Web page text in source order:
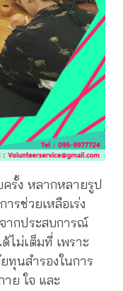
รั้ง หลากหลายรูป
รช่วยเหลือเร่ง
ากประสบการณ์
ไม่เต็มที่ เพราะ
ทุนสำรองในการ
ย ใจ และ